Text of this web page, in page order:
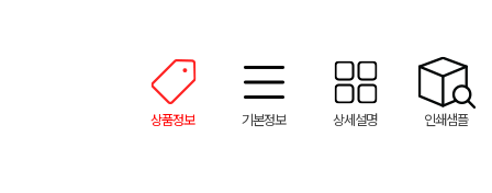
상품정보 기본정보 상세설명 인쇄샘플